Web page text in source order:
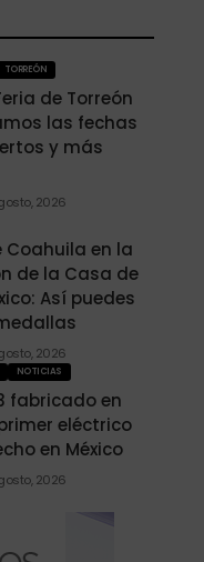
TORREÓN
de Torreón
las fechas
y más
2026
Coahuila en la
de la Casa de
Así puedes
2026
NOTICIAS
fabricado en
eléctrico
en México
2026